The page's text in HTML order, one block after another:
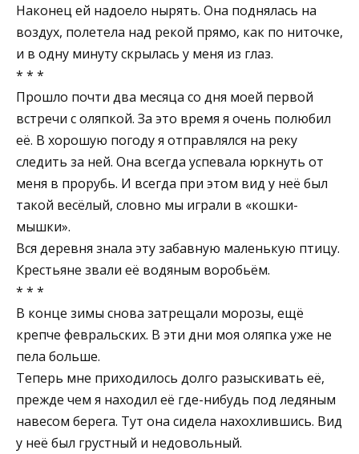
Наконец ей надоело нырять. Она поднялась на
воздух, полетела над рекой прямо, как по ниточке,
и в одну минуту скрылась у меня из глаз.
* * *
Прошло почти два месяца со дня моей первой
встречи с оляпкой. За это время я очень полюбил
её. В хорошую погоду я отправлялся на реку
следить за ней. Она всегда успевала юркнуть от
меня в прорубь. И всегда при этом вид у неё был
такой весёлый, словно мы играли в «кошки-
мышки».
Вся деревня знала эту забавную маленькую птицу.
Крестьяне звали её водяным воробьём.
* * *
В конце зимы снова затрещали морозы, ещё
крепче февральских. В эти дни моя оляпка уже не
пела больше.
Теперь мне приходилось долго разыскивать её,
прежде чем я находил её где-нибудь под ледяным
навесом берега. Тут она сидела нахохлившись. Вид
у неё был грустный и недовольный.